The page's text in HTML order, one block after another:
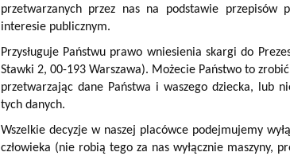
przetwarzanych przez nas na podstawie
interesie publicznym.
Przysługuje Państwu prawo wniesienia skargi do
Stawki 2, 00-193 Warszawa). Możecie Państwo to
przetwarzając dane Państwa i waszego dziecka, lub
tych danych.
Wszelkie decyzje w naszej placówce podejmujemy
człowieka (nie robią tego za nas wyłącznie maszyny,